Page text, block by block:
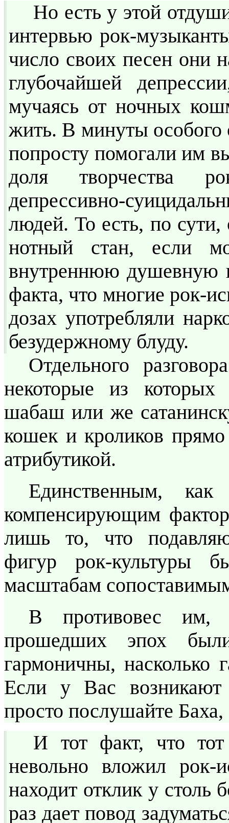
Но есть у этой
интервью рок-
число своих песен они
глубочайшей
мучаясь от ночных
жить. В минуты особого
попросту помогали им
доля творчества
депрессивно-
людей. То есть, по
нотный стан, если
внутреннюю душевную
факта, что многие рок-
дозах употребляли
безудержному блуду.
Отдельного
некоторые из
шабаш или же
кошек и кроликов
атрибутикой.
Единственным,
компенсирующим
лишь то, что
фигур рок-культуры
масштабам
В противовес им,
прошедших эпох
гармоничны, насколько
Если у Вас возникают
просто послушайте
И тот факт, что
невольно вложил рок-
находит отклик у
раз дает повод